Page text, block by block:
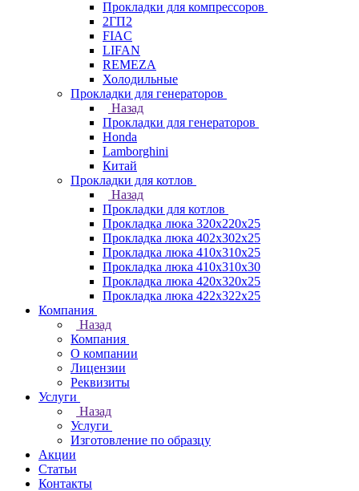
Прокладки для компрессоров
2ГП2
FIAC
LIFAN
REMEZA
Холодильные
Прокладки для генераторов
Назад
Прокладки для генераторов
Honda
Lamborghini
Китай
Прокладки для котлов
Назад
Прокладки для котлов
Прокладка люка 320x220x25
Прокладка люка 402x302x25
Прокладка люка 410x310x25
Прокладка люка 410х310х30
Прокладка люка 420x320x25
Прокладка люка 422x322x25
Компания
Назад
Компания
О компании
Лицензии
Реквизиты
Услуги
Назад
Услуги
Изготовление по образцу
Акции
Статьи
Контакты